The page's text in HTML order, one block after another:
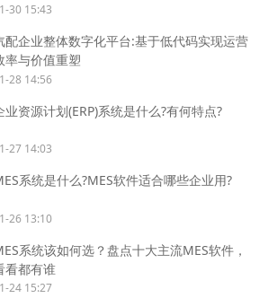
30 15:43
配企业整体数字化平台:基于低代码实现运营
率与价值重塑
28 14:56
业资源计划(ERP)系统是什么?有何特点?
27 14:03
系统是什么?MES软件适合哪些企业用?
26 13:10
系统该如何选？盘点十大主流MES软件，
看都有谁
24 15:27